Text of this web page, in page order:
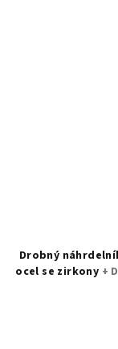
Drobný
ocel se zirkony +